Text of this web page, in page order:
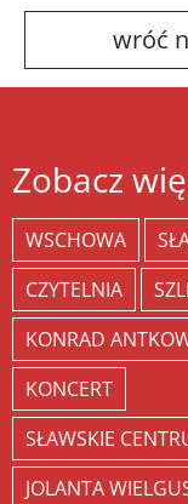
wróć
Zobacz
WSCHOWA
CZYTELNIA
KONRAD
KONCERT
SŁAWSKIE
JOLANTA